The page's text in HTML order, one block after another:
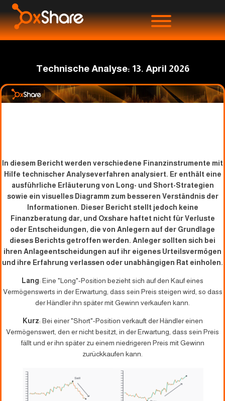
Technische Analyse: 13. April 2026
In diesem Bericht werden verschiedene Finanzinstrumente mit
Hilfe technischer Analyseverfahren analysiert. Er enthält eine
ausführliche Erläuterung von Long- und Short-Strategien
sowie ein visuelles Diagramm zum besseren Verständnis der
Informationen. Dieser Bericht stellt jedoch keine
Finanzberatung dar, und Oxshare haftet nicht für Verluste
oder Entscheidungen, die von Anlegern auf der Grundlage
dieses Berichts getroffen werden. Anleger sollten sich bei
ihren Anlageentscheidungen auf ihr eigenes Urteilsvermögen
und ihre Erfahrung verlassen oder unabhängigen Rat einholen.
Lang: Eine "Long"-Position bezieht sich auf den Kauf eines
Vermögenswerts in der Erwartung, dass sein Preis steigen wird, so dass
der Händler ihn später mit Gewinn verkaufen kann.
Kurz: Bei einer "Short"-Position verkauft der Händler einen
Vermögenswert, den er nicht besitzt, in der Erwartung, dass sein Preis
fällt und er ihn später zu einem niedrigeren Preis mit Gewinn
zurückkaufen kann.